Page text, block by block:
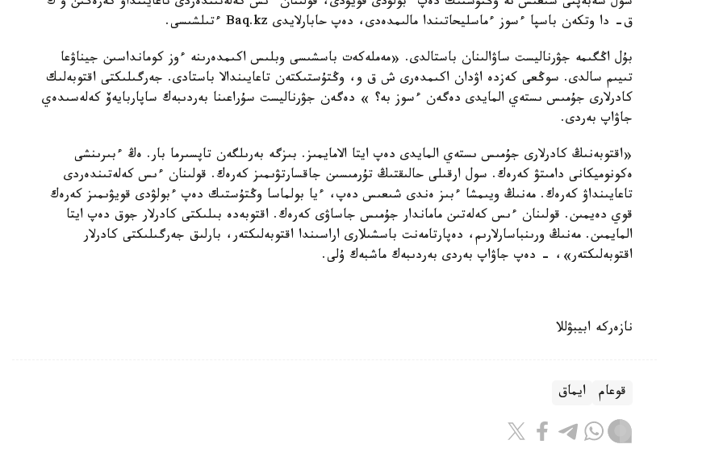
ق- دا وتكەن باسپا ءسوز ءماسليحاتىندا مالىمدەدى، دەپ حابارلايدى Baq.kz ءتىلشىسى.
بۇل اڭگىمە جۋرناليست ساۋالىنان باستالدى. «مەملەكەت باسشىسى وبلىس اكىمدەرىنە ءوز كومانداسىن جيناۋعا
تىيىم سالدى. سوڭعى كەزدە اۋدان اكىمدەرى ش ق و، وڭتۇستىكتەن تاعايىندالا باستادى. جەرگىلىكتى اقتوبەلىك
كادرلارى جۇمىس ىستەي المايدى دەگەن ءسوز بە؟ » دەگەن جۋرناليست سۇراعىنا بەردىبەك ساپاربايەۆ كەلەسىدەي
جاۋاپ بەردى.
«اقتوبەنىڭ كادرلارى جۇمىس ىستەي المايدى دەپ ايتا الامايمىز. بىزگە بەرىلگەن تاپسىرما بار. ەڭ ءبىرىنشى
ەكونوميكانى دامىتۋ كەرەك. سول ارقىلى حالىقتىڭ تۇرمىسىن جاقسارتۋىمىز كەرەك. قولىنان ءىس كەلەتىندەردى
تاعايىنداۋ كەرەك. مەنىڭ ويىمشا ءبىز ەندى شىعىس دەپ، ءيا بولماسا وڭتۇستىك دەپ ءبولۋدى قويۋىمىز كەرەك
قوي دەيمىن. قولىنان ءىس كەلەتىن ماماندار جۇمىس جاساۋى كەرەك. اقتوبەدە بىلىكتى كادرلار جوق دەپ ايتا
المايمىن. مەنىڭ ورىنباسارلارىم، دەپارتامەنت باسشىلارى اراسىندا اقتوبەلىكتەر، بارلىق جەرگىلىكتى كادرلار
اقتوبەلىكتەر»، - دەپ جاۋاپ بەردى بەردىبەك ماشبەك ۇلى.
نازەركە ابيبۋللا
قوعام ايماق